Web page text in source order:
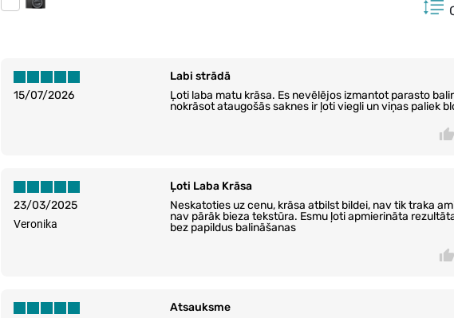
15/07/2026
Labi strādā
Ļoti laba matu krāsa. Es nevēlējos izmantot parasto
nokrāsot ataugošās saknes ir ļoti viegli un viņas paliek
23/03/2025
Ļoti Laba Krāsa
Neskatoties uz cenu, krāsa atbilst bildei, nav tik traka
nav pārāk bieza tekstūra. Esmu ļoti apmierināta
bez papildus balināšanas
Veronika
Atsauksme